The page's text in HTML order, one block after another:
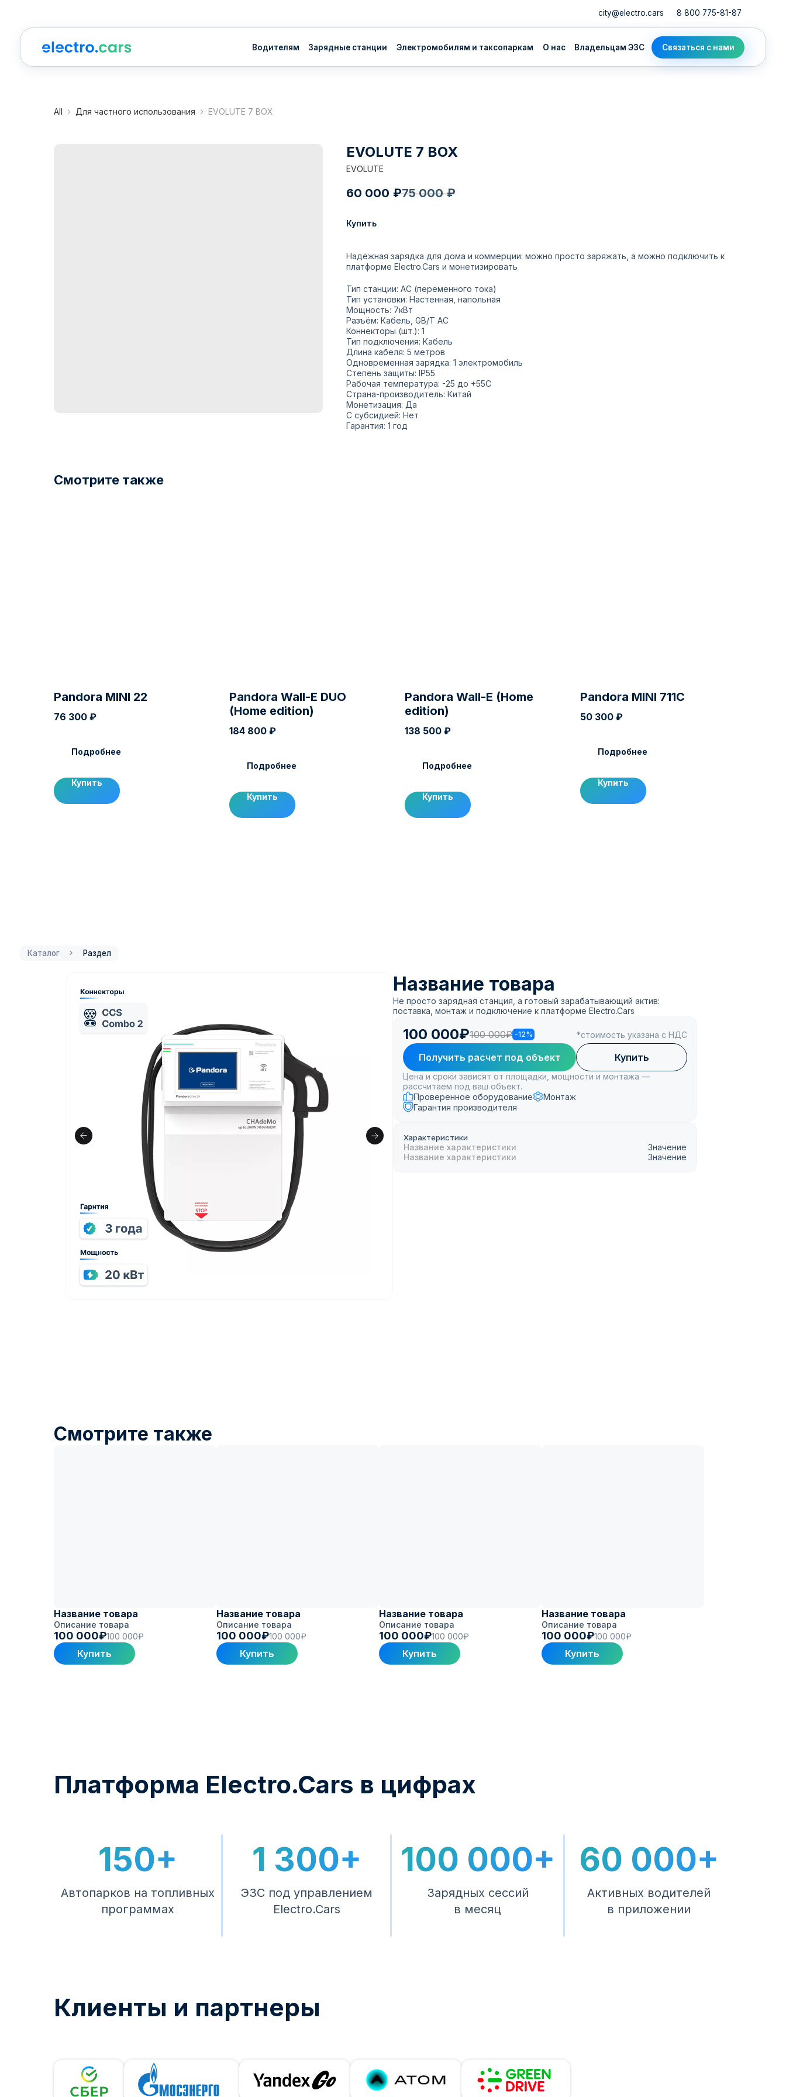
Водителям Зарядные станции Электромобилям и таксопаркам Владельцам ЭЗС Связаться с нами
8 800 775-81-87
All Для частного использования EVOLUTE 7 BOX
EVOLUTE 7 BOX
EVOLUTE
60 000 ₽75 000 ₽
Купить
Надёжная зарядка для дома и коммерции: можно просто заряжать, а можно подключить к
платформе Electro.Cars и монетизировать
Тип станции: AC (переменного тока)
Тип установки: Настенная, напольная
Мощность: 7кВт
Разъём: Кабель, GB/T AC
Коннекторы (шт.): 1
Тип подключения: Кабель
Длина кабеля: 5 метров
Одновременная зарядка: 1 электромобиль
Степень защиты: IP55
Рабочая температура: -25 до +55С
Страна-производитель: Китай
Монетизация: Да
С субсидией: Нет
Гарантия: 1 год
Смотрите также
Pandora MINI 22
76 300 ₽
Подробнее
Купить
Pandora Wall-E DUO
(Home edition)
184 800 ₽
Подробнее
Купить
Pandora Wall-E (Home
edition)
138 500 ₽
Подробнее
Купить
Pandora MINI 711C
50 300 ₽
Подробнее
Купить
Название товара
Не просто зарядная станция, а готовый зарабатывающий актив:
поставка, монтаж и подключение к платформе Electro.Cars
100 000₽100 000₽ -12% *стоимость указана с НДС
Получить расчет под объект Купить
Цена и сроки зависят от площадки, мощности и монтажа —
рассчитаем под ваш объект.
Проверенное оборудование
Монтаж
Гарантия производителя
Характеристики
Название характеристики
Значение
Название характеристики
Значение
Смотрите также
Название товара
Описание товара
100 000₽100 000₽
Купить
Название товара
Описание товара
100 000₽100 000₽
Купить
Название товара
Описание товара
100 000₽100 000₽
Купить
Название товара
Описание товара
100 000₽100 000₽
Купить
Платформа Electro.Cars в цифрах
150+
Автопарков на топливных
программах
1 300+
ЭЗС под управлением
Electro.Cars
100 000+
Зарядных сессий
в месяц
60 000+
Активных водителей
в приложении
Клиенты и партнеры